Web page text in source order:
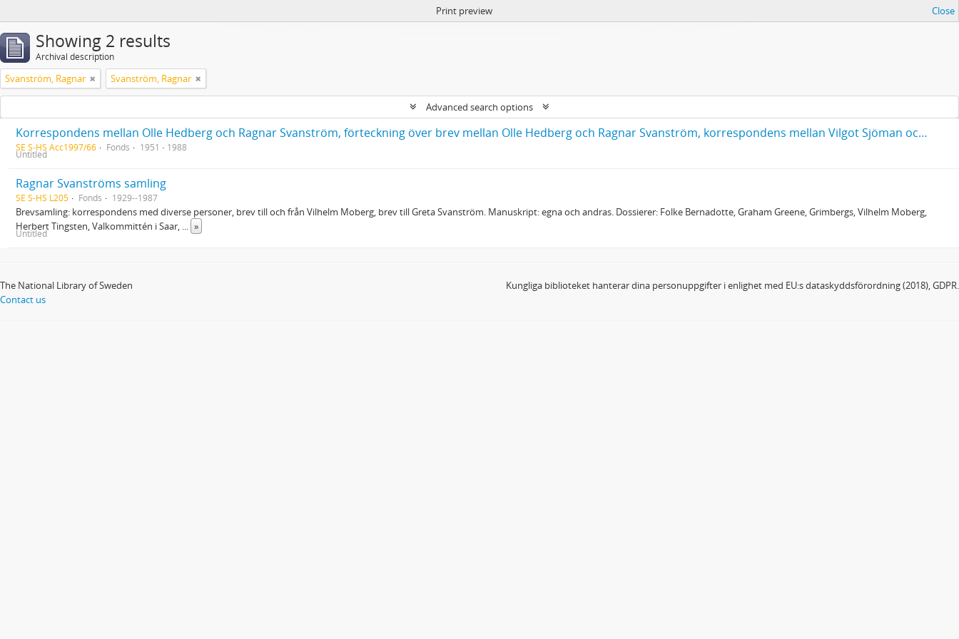
Print preview Close
Showing 2 results
Archival description
Svanström, Ragnar Svanström, Ragnar
Advanced search options
Korrespondens mellan Olle Hedberg och Ragnar Svanström, förteckning över brev mellan Olle Hedberg och Ragnar Svanström, korrespondens mellan Vilgot Sjöman och Ragnar Svanström rörande Olle Hedberg, material rörande Olle Hedberg, material från Elisabeth Cederschiöld rörande Olle Hedberg
SE S-HS Acc1997/66 Fonds 1951 - 1988
Untitled
Ragnar Svanströms samling
SE S-HS L205 Fonds 1929--1987
Brevsamling: korrespondens med diverse personer, brev till och från Vilhelm Moberg, brev till Greta Svanström. Manuskript: egna och andras. Dossierer: Folke Bernadotte, Graham Greene, Grimbergs, Vilhelm Moberg,
Herbert Tingsten, Valkommittén i Saar, ... »
Untitled
The National Library of Sweden
Contact us
Kungliga biblioteket hanterar dina personuppgifter i enlighet med EU:s dataskyddsförordning (2018), GDPR.